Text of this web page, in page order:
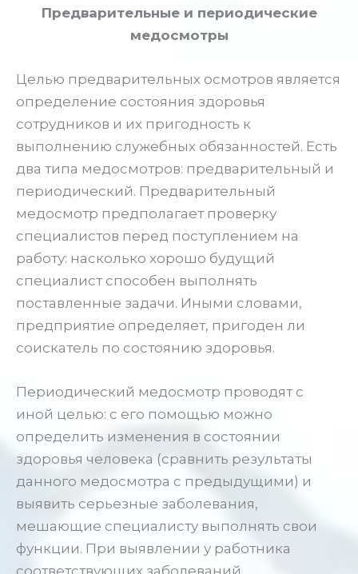
Предварительные и периодические
медосмотры
Целью предварительных осмотров является
определение состояния здоровья
сотрудников и их пригодность к
выполнению служебных обязанностей. Есть
два типа медосмотров: предварительный и
периодический. Предварительный
медосмотр предполагает проверку
специалистов перед поступлением на
работу: насколько хорошо будущий
специалист способен выполнять
поставленные задачи. Иными словами,
предприятие определяет, пригоден ли
соискатель по состоянию здоровья.
Периодический медосмотр проводят с
иной целью: с его помощью можно
определить изменения в состоянии
здоровья человека (сравнить результаты
данного медосмотра с предыдущими) и
выявить серьезные заболевания,
мешающие специалисту выполнять свои
функции. При выявлении у работника